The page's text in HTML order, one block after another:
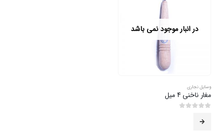
در انبار موجود نمی باشد
وسایل نجاری
مغار ناخنی 4 میل